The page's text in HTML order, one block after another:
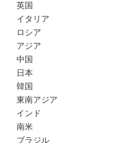
英国
イタリア
ロシア
アジア
中国
日本
韓国
東南アジア
インド
南米
ブラジル